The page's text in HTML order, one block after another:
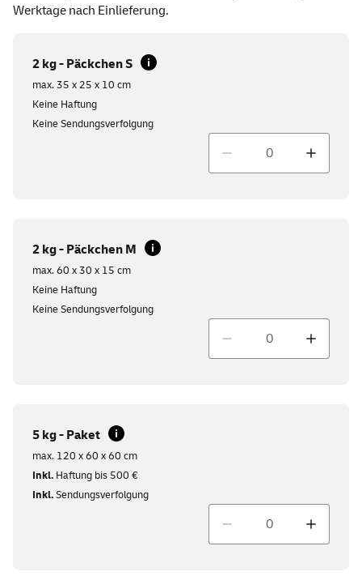
Werktage nach Einlieferung.
2 kg - Päckchen S
max. 35 x 25 x 10 cm
Keine Haftung
Keine Sendungsverfolgung
2 kg - Päckchen M
max. 60 x 30 x 15 cm
Keine Haftung
Keine Sendungsverfolgung
5 kg - Paket
max. 120 x 60 x 60 cm
Inkl. Haftung bis 500 €
Inkl.Sendungsverfolgung